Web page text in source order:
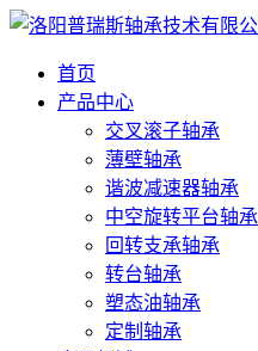
首页
产品中心
交叉滚子轴承
薄壁轴承
谐波减速器轴承
中空旋转平台轴承
回转支承轴承
转台轴承
塑态油轴承
定制轴承